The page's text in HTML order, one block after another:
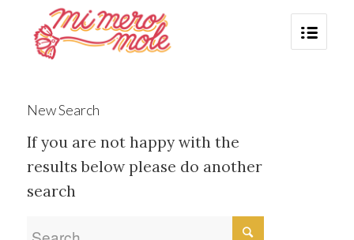
New Search
If you are not happy with the
results below please do another
search